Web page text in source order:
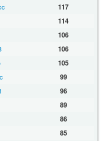
117
114
106
106
105
99
96
89
86
85